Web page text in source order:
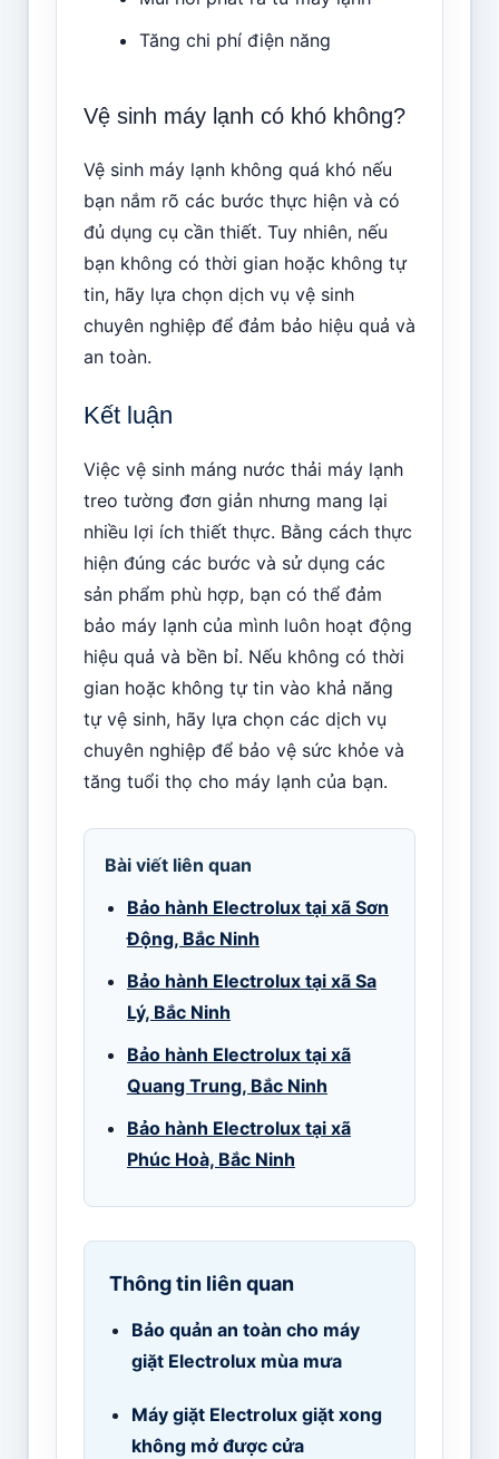
Tăng chi phí điện năng
Vệ sinh máy lạnh có khó không?
Vệ sinh máy lạnh không quá khó nếu
bạn nắm rõ các bước thực hiện và có
đủ dụng cụ cần thiết. Tuy nhiên, nếu
bạn không có thời gian hoặc không tự
tin, hãy lựa chọn dịch vụ vệ sinh
chuyên nghiệp để đảm bảo hiệu quả và
an toàn.
Kết luận
Việc vệ sinh máng nước thải máy lạnh
treo tường đơn giản nhưng mang lại
nhiều lợi ích thiết thực. Bằng cách thực
hiện đúng các bước và sử dụng các
sản phẩm phù hợp, bạn có thể đảm
bảo máy lạnh của mình luôn hoạt động
hiệu quả và bền bỉ. Nếu không có thời
gian hoặc không tự tin vào khả năng
tự vệ sinh, hãy lựa chọn các dịch vụ
chuyên nghiệp để bảo vệ sức khỏe và
tăng tuổi thọ cho máy lạnh của bạn.
Bài viết liên quan
Bảo hành Electrolux tại xã Sơn
Động, Bắc Ninh
Bảo hành Electrolux tại xã Sa
Lý, Bắc Ninh
Bảo hành Electrolux tại xã
Quang Trung, Bắc Ninh
Bảo hành Electrolux tại xã
Phúc Hoà, Bắc Ninh
Thông tin liên quan
Bảo quản an toàn cho máy
giặt Electrolux mùa mưa
Máy giặt Electrolux giặt xong
không mở được cửa